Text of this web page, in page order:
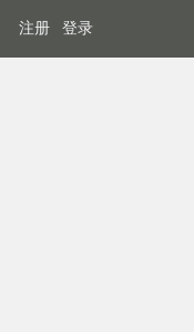
注册 登录